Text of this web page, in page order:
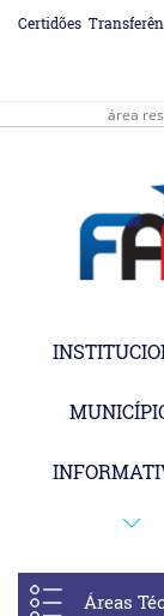
Certidões
área
Áreas